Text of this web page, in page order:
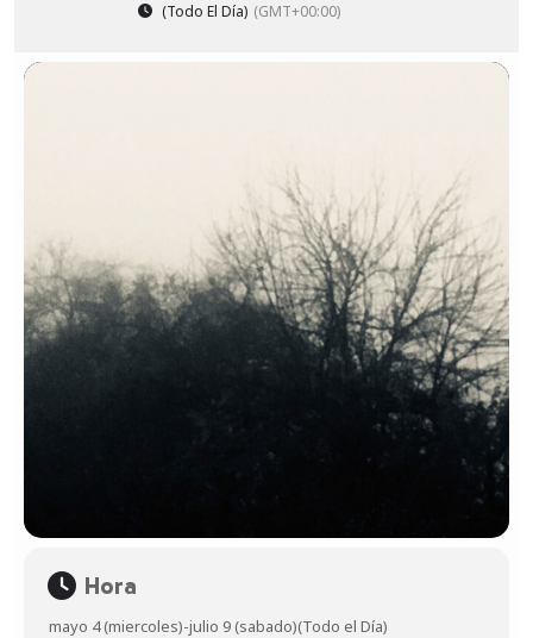
(Todo El Día) (GMT+00:00)
Hora
mayo 4 (miercoles)-julio 9 (sabado)(Todo el Día)